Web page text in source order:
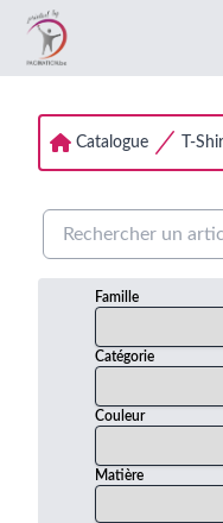
Catalogue T-
Famille
Catégorie
Couleur
Matière